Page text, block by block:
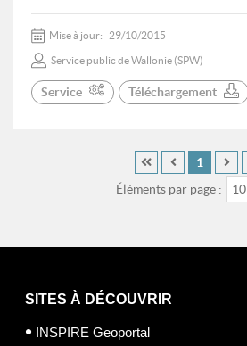
Mise à jour: 29/10/2015
Service public de Wallonie (SPW)
Service Téléchargement
Éléments par page : 10
1
SITES À DÉCOUVRIR
INSPIRE Geoportal